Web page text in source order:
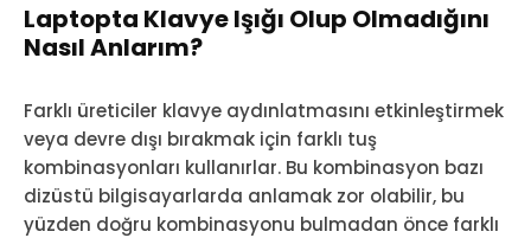
Laptopta Klavye Işığı Olup Olmadığını
Nasıl Anlarım?
Farklı üreticiler klavye aydınlatmasını etkinleştirmek
veya devre dışı bırakmak için farklı tuş
kombinasyonları kullanırlar. Bu kombinasyon bazı
dizüstü bilgisayarlarda anlamak zor olabilir, bu
yüzden doğru kombinasyonu bulmadan önce farklı